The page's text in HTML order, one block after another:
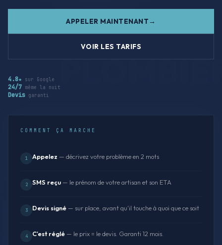
APPELER MAINTENANT
VOIR LES TARIFS
4.8★ sur Google
24/7 même la nuit
Devis garanti
COMMENT ÇA MARCHE
1 Appelez — décrivez votre problème en 2 mots
2 SMS reçu — le prénom de votre artisan et son ETA
3 Devis signé — sur place, avant qu'il touche à quoi que ce soit
4 C'est réglé — le prix = le devis. Garanti 12 mois.